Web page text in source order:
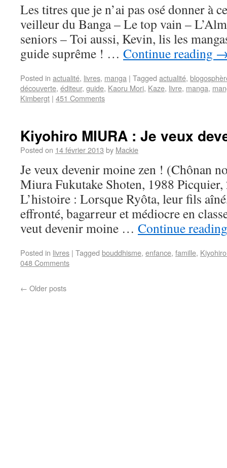
Les titres que je n’ai pas osé donner à
veilleur du Banga – Le top vain –
seniors – Toi aussi, Kevin, lis les
guide suprême ! … Continue reading
Posted in actualité, livres, manga | Tagged actualité,
découverte, éditeur, guide, Kaoru Mori, Kaze, livre, manga,
Kimbergt | 451 Comments
Kiyohiro MIURA : Je veux
Posted on 14 février 2013 by Mackie
Je veux devenir moine zen ! (Chônan
Miura Fukutake Shoten, 1988
L’histoire : Lorsque Ryôta, leur fils
effronté, bagarreur et médiocre en
veut devenir moine … Continue
Posted in livres | Tagged bouddhisme, enfance, famille,
048 Comments
← Older posts